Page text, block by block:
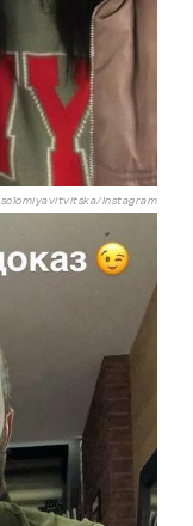
solomiyavitvitska/Instagram